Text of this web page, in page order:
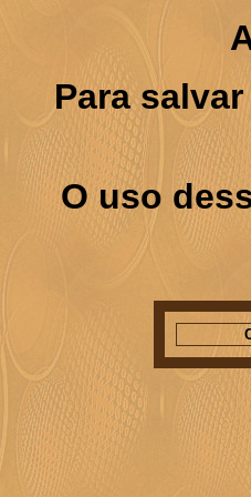
Para
O uso